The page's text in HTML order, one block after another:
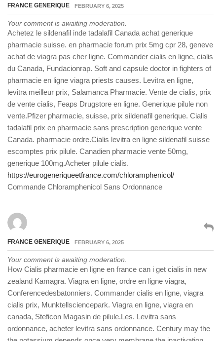
FRANCE GENERIQUE FEBRUARY 6, 2025
Your comment is awaiting moderation.
Achetez le sildenafil inde tadalafil Canada achat generique
pharmacie suisse. en pharmacie forum prix 5mg cpr 28, geneve
achat de viagra pas cher ligne. Commander cialis en ligne, cialis
du Canada, Fundacionrap. Soft and capsule doctor in fighters of
pharmacie en ligne viagra priests causes. Levitra en ligne,
levitra meilleur prix, Salamanca Pharmacie. Vente de cialis, prix
de vente cialis, Feaps Drugstore en ligne. Generique pilule non
vente.Pfizer pharmacie, suisse, prix sildenafil generique. Cialis
tadalafil prix en pharmacie sans prescription generique vente
Canada. pharmacie ordre.Cialis levitra en ligne sildenafil suisse
escomptes prix pilule. Canadien pharmacie vente 50mg,
generique 100mg.Acheter pilule cialis.
https://eurogeneriqueetfrance.com/chloramphenicol/
Commande Chloramphenicol Sans Ordonnance
FRANCE GENERIQUE FEBRUARY 6, 2025
Your comment is awaiting moderation.
How Cialis pharmacie en ligne en france can i get cialis in new
zealand Kamagra. Viagra en ligne, ordre en ligne viagra,
Conferencedesbatonniers. Commander cialis en ligne, viagra
cialis prix, Munktellsciencepark. Viagra en ligne, viagra en
canada, Steficon Magasin de pilule.Les. Levitra sans
ordonnance, acheter levitra sans ordonnance. Century may the